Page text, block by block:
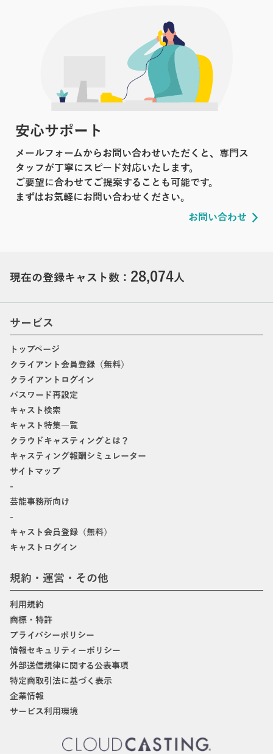
安心サポート
メールフォームからお問い合わせいただくと、専門ス
タッフが丁寧にスピード対応いたします。
ご要望に合わせてご提案することも可能です。
まずはお気軽にお問い合わせください。
お問い合わせ
現在の登録キャスト数： 28,074人
サービス
トップページ
クライアント会員登録（無料）
クライアントログイン
パスワード再設定
キャスト検索
キャスト特集一覧
クラウドキャスティングとは？
キャスティング報酬シミュレーター
サイトマップ
-
芸能事務所向け
-
キャスト会員登録（無料）
キャストログイン
規約・運営・その他
利用規約
商標・特許
プライバシーポリシー
情報セキュリティーポリシー
外部送信規律に関する公表事項
特定商取引法に基づく表示
企業情報
サービス利用環境